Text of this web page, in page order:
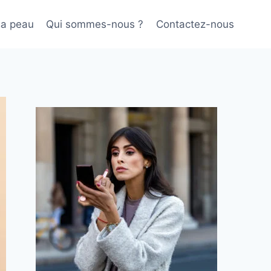
peau Qui sommes-nous ? Contactez-nous